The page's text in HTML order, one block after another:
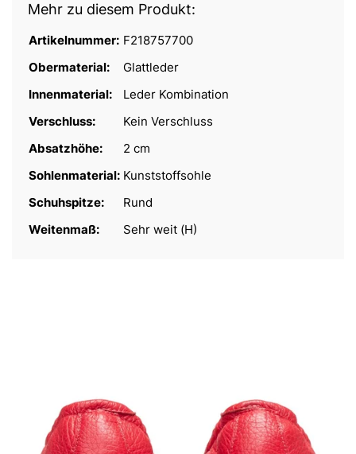
Mehr zu diesem Produkt:
Artikelnummer: F218757700
Obermaterial:
Glattleder
Innenmaterial:
Leder Kombination
Verschluss:
Kein Verschluss
Absatzhöhe:
2 cm
Sohlenmaterial: Kunststoffsohle
Schuhspitze:
Rund
Weitenmaß:
Sehr weit (H)